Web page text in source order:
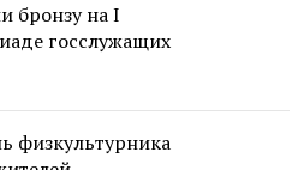
бронзу на I
госслужащих
физкультурника